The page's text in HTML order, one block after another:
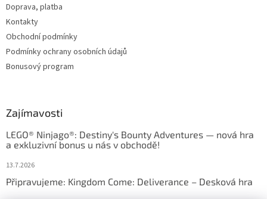
Doprava, platba
Kontakty
Obchodní podmínky
Podmínky ochrany osobních údajů
Bonusový program
Zajímavosti
LEGO® Ninjago®: Destiny's Bounty Adventures — nová hra
a exkluzivní bonus u nás v obchodě!
13.7.2026
Připravujeme: Kingdom Come: Deliverance – Desková hra